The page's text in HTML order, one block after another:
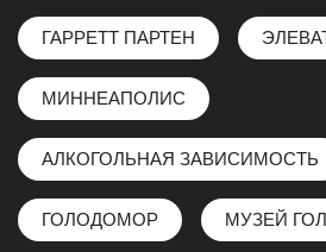
ГАРРЕТТ ПАРТЕН
МИННЕАПОЛИС
АЛКОГОЛЬНАЯ ЗАВИСИМОСТЬ
ГОЛОДОМОР МУЗЕЙ